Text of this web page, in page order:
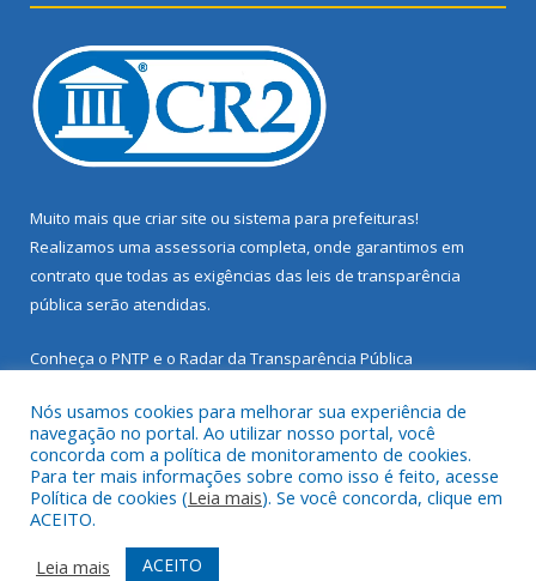
Muito mais que criar site ou sistema para prefeituras!
Realizamos uma assessoria completa, onde garantimos em
contrato que todas as exigências das leis de transparência
pública serão atendidas.
Conheça o PNTP e o Radar da Transparência Pública
Todos os direitos reservados a Prefeitura Municipal de Santarém
Novo.
Mapa do Site
Acessar Área Administrativa
Nós usamos cookies para melhorar sua experiência de
navegação no portal. Ao utilizar nosso portal, você
concorda com a política de monitoramento de cookies.
Para ter mais informações sobre como isso é feito, acesse
Política de cookies (Leia mais). Se você concorda, clique em
ACEITO.
Leia mais
ACEITO